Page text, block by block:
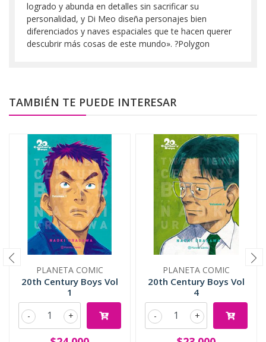
logrado y abunda en detalles sin sacrificar su
personalidad, y Di Meo diseña personajes bien
diferenciados y naves espaciales que te hacen querer
descubrir más cosas de este mundo». ?Polygon
TAMBIÉN TE PUEDE INTERESAR
PLANETA COMIC
20th Century Boys Vol
1
+
-
PLANETA COMIC
20th Century Boys Vol
4
+
-